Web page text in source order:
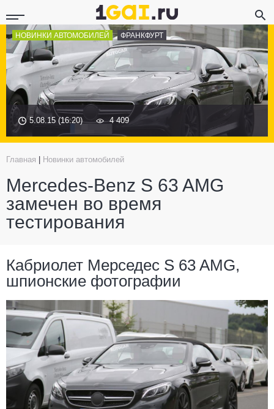
НОВИНКИ АВТОМОБИЛЕЙ ФРАНКФУРТ
5.08.15 (16:20) 4 409
Главная Новинки автомобилей
Mercedes-Benz S 63 AMG
замечен во время
тестирования
Кабриолет Мерседес S 63 AMG,
шпионские фотографии